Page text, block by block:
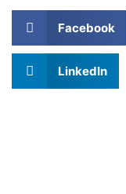
Facebook
LinkedIn